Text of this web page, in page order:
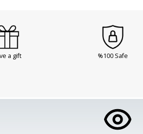
a gift %100 Safe